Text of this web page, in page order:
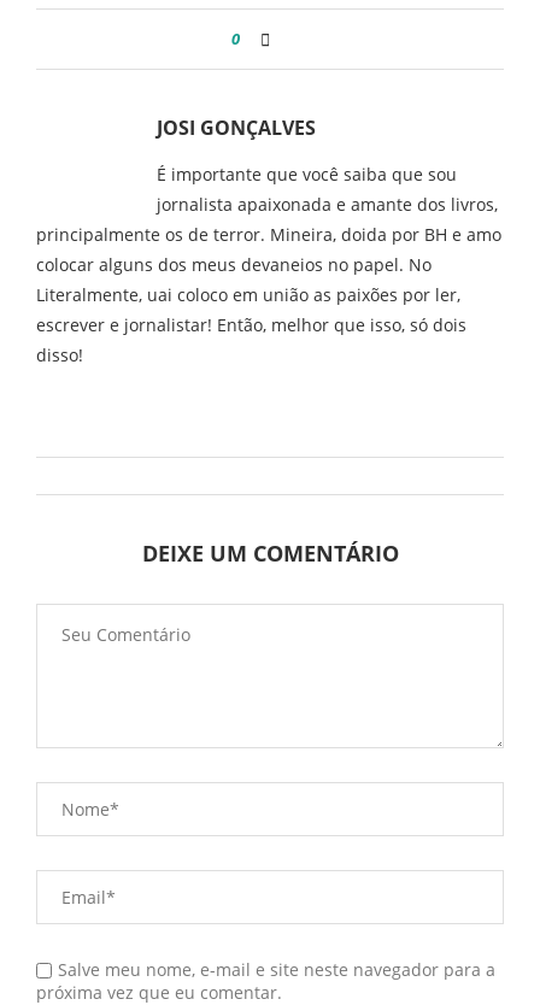
0
JOSI GONÇALVES
É importante que você saiba que sou
jornalista apaixonada e amante dos livros,
principalmente os de terror. Mineira, doida por BH e amo
colocar alguns dos meus devaneios no papel. No
Literalmente, uai coloco em união as paixões por ler,
escrever e jornalistar! Então, melhor que isso, só dois
disso!
DEIXE UM COMENTÁRIO
Salve meu nome, e-mail e site neste navegador para a
próxima vez que eu comentar.